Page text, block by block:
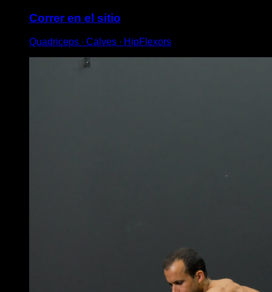
Correr en el sitio
Quadriceps ∙ Calves ∙ HipFlexors